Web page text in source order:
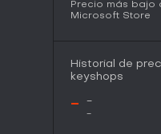
sobre las mecánicas ya
de los sistemas
y minimalista que centra
diferencia claramente
Precio más bajo
Microsoft Store
Historial de
keyshops
- -
-